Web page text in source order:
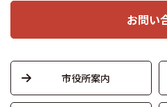
お問い
市役所案内